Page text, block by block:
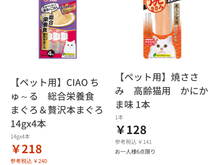
【ペット用】CIAO ち
ゅ～る 総合栄養食
まぐろ＆贅沢本まぐろ
14gx4本
14gx4本
￥218
参考税込 ￥240
【ペット用】焼ささ
み 高齢猫用 かにか
ま味 1本
1本
￥128
参考税込 ￥141
お一人様6点限り